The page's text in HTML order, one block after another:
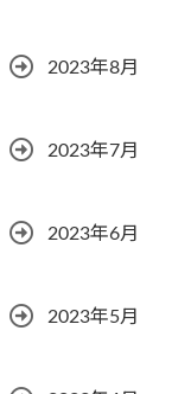
2023年8月
2023年7月
2023年6月
2023年5月